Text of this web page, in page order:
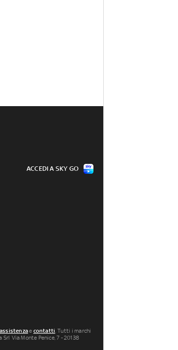
ACCEDI A SKY GO
assistenzae contatti. Tutti i marchi
Via Monte Penice, 7 - 20138